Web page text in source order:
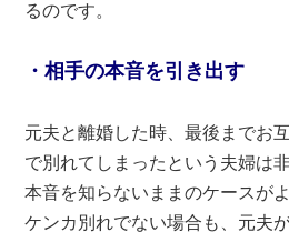
るのです。
・相手の本音を引き出す
元夫と離婚した時、最後までお
で別れてしまったという夫婦は
本音を知らないままのケースが
ケンカ別れでない場合も、元夫